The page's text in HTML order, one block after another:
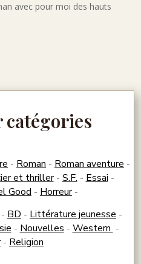
avec pour moi des hauts
- Roman - Roman aventure -
et thriller- S.F. - Essai -
Good - Horreur-
- BD - Littérature jeunesse -
- Nouvelles - Western -
- Religion